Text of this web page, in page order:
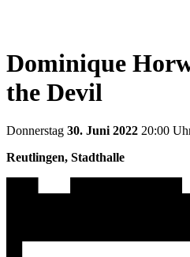
Dominique
the Devil
Donnerstag 30. Juni 2022 20:00
Reutlingen, Stadthalle